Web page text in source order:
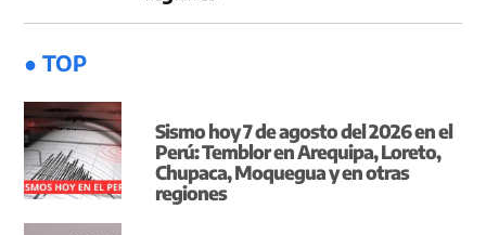
● TOP
Sismo hoy 7 de agosto del 2026 en el
Perú: Temblor en Arequipa, Loreto,
Chupaca, Moquegua y en otras
regiones